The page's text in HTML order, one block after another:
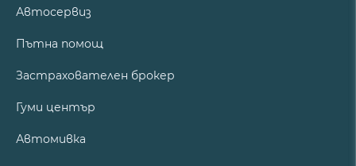
Автосервиз
Пътна помощ
Застрахователен брокер
Гуми център
Автомивка